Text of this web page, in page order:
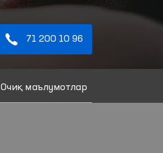
71 200 10 96
Очиқ маълумотлар